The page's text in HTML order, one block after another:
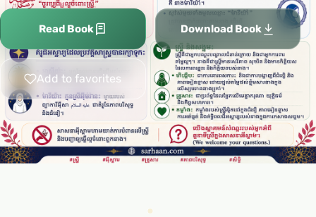
Read Book Download Book
Add to favorites